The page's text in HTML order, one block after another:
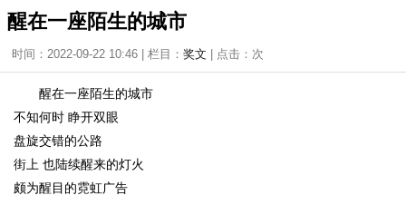
醒在一座陌生的城市
时间：2022-09-22 10:46 | 栏目： 奖文 | 点击： 次
醒在一座陌生的城市
不知何时 睁开双眼
盘旋交错的公路
街上 也陆续醒来的灯火
颇为醒目的霓虹广告